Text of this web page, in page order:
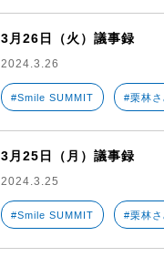
3月26日（火）議事録
2024.3.26
#Smile SUMMIT #栗林さ
3月25日（月）議事録
2024.3.25
#Smile SUMMIT #栗林さ